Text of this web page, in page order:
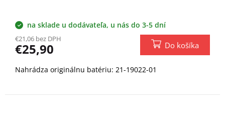
na sklade u dodávateľa, u nás do 3-5 dní
€21,06 bez DPH
€25,90 Do košíka
Nahrádza originálnu batériu: 21-19022-01